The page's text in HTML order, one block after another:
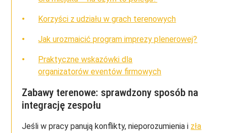
Korzyści z udziału w grach terenowych
Jak urozmaicić program imprezy plenerowej?
Praktyczne wskazówki dla
organizatorów eventów firmowych
Zabawy terenowe: sprawdzony sposób na
integrację zespołu
Jeśli w pracy panują konflikty, nieporozumienia i zła